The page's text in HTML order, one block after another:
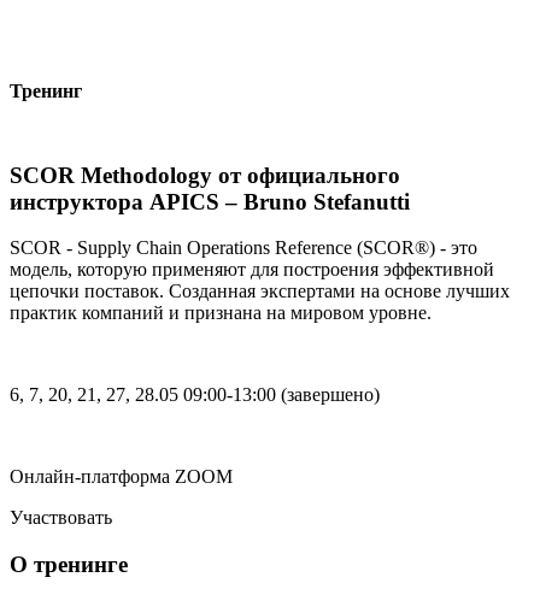
Тренинг
SCOR Methodology от официального
инструктора APICS – Bruno Stefanutti
SCOR - Supply Chain Operations Reference (SCOR®) - это
модель, которую применяют для построения эффективной
цепочки поставок. Созданная экспертами на основе лучших
практик компаний и признана на мировом уровне.
6, 7, 20, 21, 27, 28.05 09:00-13:00 (завершено)
Онлайн-платформа ZOOM
Участвовать
О тренинге